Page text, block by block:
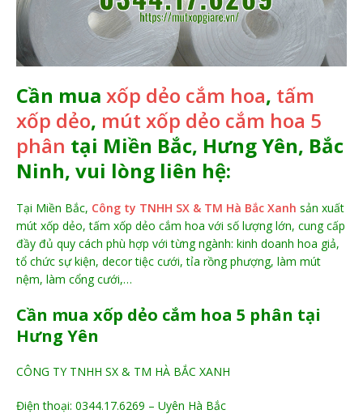
Cần mua xốp dẻo cắm hoa, tấm
xốp dẻo, mút xốp dẻo cắm hoa 5
phân tại Miền Bắc, Hưng Yên, Bắc
Ninh, vui lòng liên hệ:
Tại Miền Bắc, Công ty TNHH SX & TM Hà Bắc Xanh sản xuất
mút xốp dẻo, tấm xốp dẻo cắm hoa với số lượng lớn, cung cấp
đầy đủ quy cách phù hợp với từng ngành: kinh doanh hoa giả,
tổ chức sự kiện, decor tiệc cưới, tỉa rồng phượng, làm mút
nệm, làm cổng cưới,…
Cần mua xốp dẻo cắm hoa 5 phân tại
Hưng Yên
CÔNG TY TNHH SX & TM HÀ BẮC XANH
Điện thoại: 0344.17.6269 – Uyên Hà Bắc